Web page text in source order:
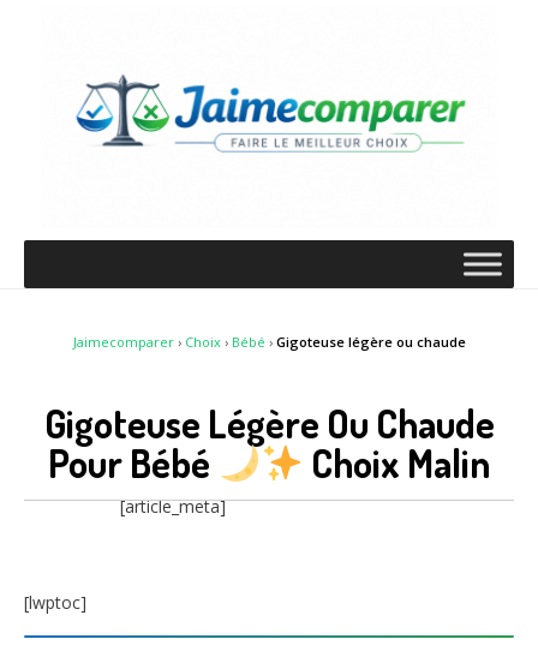
Jaimecomparer› Choix› Bébé › Gigoteuse légère ou chaude
Gigoteuse Légère Ou Chaude
Pour Bébé
Choix Malin
[article_meta]
[lwptoc]